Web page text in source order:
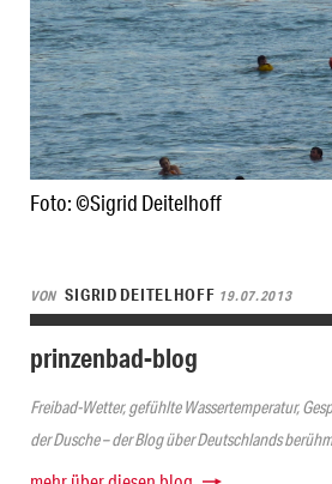
Foto: ©Sigrid Deitelhoff
VON SIGRID DEITELHOFF 19.07.2013
prinzenbad-blog
Freibad-Wetter, gefühlte Wassertemperatur,
der Dusche – der Blog über Deutschlands